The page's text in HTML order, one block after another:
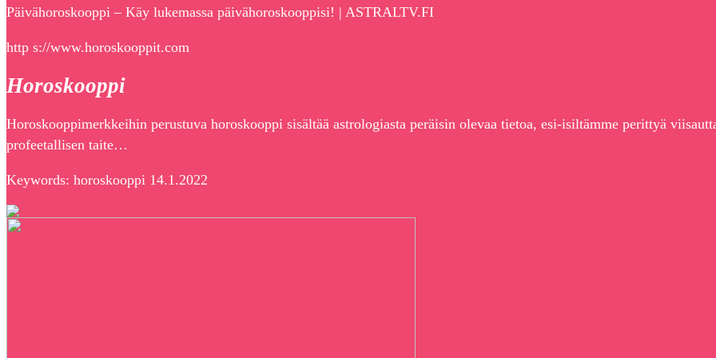
Päivähoroskooppi – Käy lukemassa päivähoroskooppisi! | ASTRALTV.FI
http s://www.horoskooppit.com
Horoskooppi
Horoskooppimerkkeihin perustuva horoskooppi sisältää astrologiasta peräisin olevaa tietoa, esi-isiltämme perittyä
profeetallisen taite…
Keywords: horoskooppi 14.1.2022